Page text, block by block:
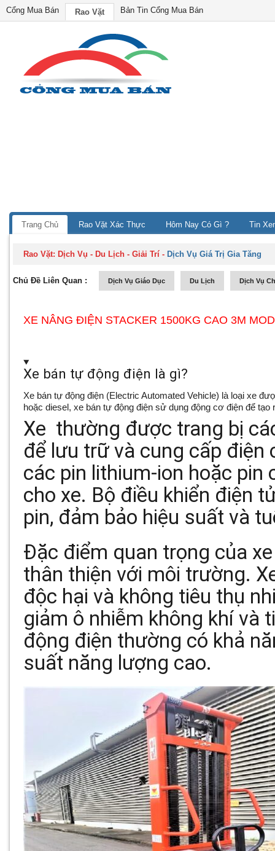
Cổng Mua Bán Rao Vặt Bản Tin Cổng Mua Bán
Trang Chủ Rao Vặt Xác Thực Hôm Nay Có Gì ? Tin
Rao Vặt: Dịch Vụ - Du Lịch - Giải Trí - Dịch Vụ Giá Trị Gia Tăng
Chủ Đề Liên Quan : Dịch Vụ Giáo Dục Du Lịch Dịch Vụ
XE NÂNG ĐIỆN STACKER 1500KG CAO 3M
Xe bán tự động điện là gì?
Xe bán tự động điện (Electric Automated Vehicle) là loại xe
hoặc diesel, xe bán tự động điện sử dụng động cơ điện để tạo
Xe thường được trang bị
để lưu trữ và cung cấp
các pin lithium-ion hoặc pin
cho xe. Bộ điều khiển điện
pin, đảm bảo hiệu suất và
Đặc điểm quan trọng của
thân thiện với môi trường.
độc hại và không tiêu thụ
giảm ô nhiễm không khí và
động điện thường có khả
suất năng lượng cao.